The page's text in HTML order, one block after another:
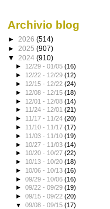
Archivio blog
► 2026 (514)
► 2025 (907)
▼ 2024 (910)
► 12/29 - 01/05(16)
► 12/22 - 12/29(12)
► 12/15 - 12/22(24)
► 12/08 - 12/15(18)
► 12/01 - 12/08(14)
► 11/24 - 12/01(21)
► 11/17 - 11/24(20)
► 11/10 - 11/17(17)
► 11/03 - 11/10(19)
► 10/27 - 11/03(14)
► 10/20 - 10/27(22)
► 10/13 - 10/20(18)
► 10/06 - 10/13(16)
►09/29 - 10/06(16)
►09/22 - 09/29(19)
►09/15 - 09/22(20)
▼09/08 - 09/15(17)